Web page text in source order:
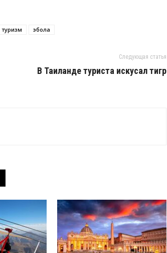
туризм эбола
Следующая статья
В Таиланде туриста искусал тигр